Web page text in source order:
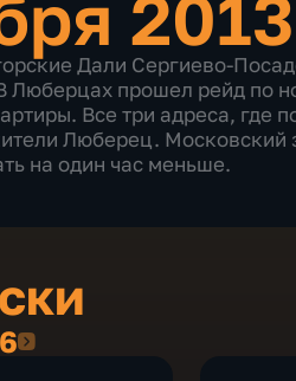
Дали Сергиево-
Люберцах прошел рейд по
Все три адреса, где
Люберец. Московский
на один час меньше.
2026